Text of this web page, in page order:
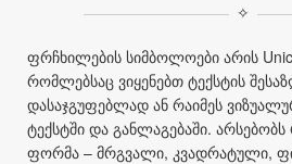
✧
ფრჩხილების სიმბოლოები არის
რომლებსაც ვიყენებთ ტექსტის
დასაჯგუფებლად ან რაიმეს
ტექსტში და განლაგებაში.
ფორმა – მრგვალი, კვადრატული,